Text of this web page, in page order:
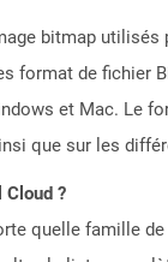
bitmap
format de fichier
et Mac. Le
que sur les
?
quelle famille